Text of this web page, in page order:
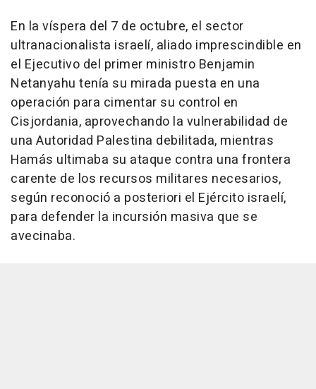
En la víspera del 7 de octubre, el sector
ultranacionalista israelí, aliado imprescindible en
el Ejecutivo del primer ministro Benjamin
Netanyahu tenía su mirada puesta en una
operación para cimentar su control en
Cisjordania, aprovechando la vulnerabilidad de
una Autoridad Palestina debilitada, mientras
Hamás ultimaba su ataque contra una frontera
carente de los recursos militares necesarios,
según reconoció a posteriori el Ejército israelí,
para defender la incursión masiva que se
avecinaba.